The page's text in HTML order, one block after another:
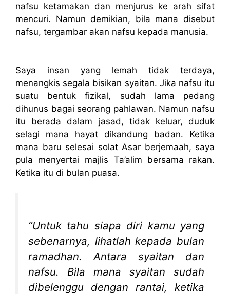
nafsu ketamakan dan menjurus ke arah sifat
mencuri. Namun demikian, bila mana disebut
nafsu, tergambar akan nafsu kepada manusia.
Saya insan yang lemah tidak terdaya,
menangkis segala bisikan syaitan. Jika nafsu itu
suatu bentuk fizikal, sudah lama pedang
dihunus bagai seorang pahlawan. Namun nafsu
itu berada dalam jasad, tidak keluar, duduk
selagi mana hayat dikandung badan. Ketika
mana baru selesai solat Asar berjemaah, saya
pula menyertai majlis Ta’alim bersama rakan.
Ketika itu di bulan puasa.
“Untuk tahu siapa diri kamu yang
sebenarnya, lihatlah kepada bulan
ramadhan. Antara syaitan dan
nafsu. Bila mana syaitan sudah
dibelenggu dengan rantai, ketika